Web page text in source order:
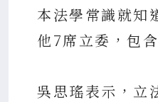
本法學常識就知
他7席立委，包
吳思瑤表示，立